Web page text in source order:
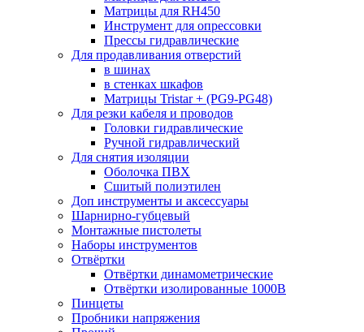
Матрицы для RH450
Инструмент для опрессовки
Прессы гидравлические
Для продавливания отверстий
в шинах
в стенках шкафов
Матрицы Tristar + (PG9-PG48)
Для резки кабеля и проводов
Головки гидравлические
Ручной гидравлический
Для снятия изоляции
Оболочка ПВХ
Сшитый полиэтилен
Доп инструменты и аксессуары
Шарнирно-губцевый
Монтажные пистолеты
Наборы инструментов
Отвёртки
Отвёртки динамометрические
Отвёртки изолированные 1000В
Пинцеты
Пробники напряжения